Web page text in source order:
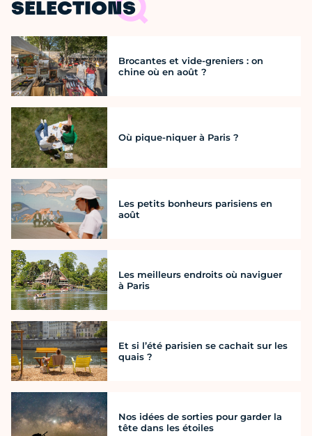
SÉLECTIONS
Brocantes et vide-greniers : on
chine où en août ?
Où pique-niquer à Paris ?
Les petits bonheurs parisiens en
août
Les meilleurs endroits où naviguer
à Paris
Et si l’été parisien se cachait sur les
quais ?
Nos idées de sorties pour garder la
tête dans les étoiles